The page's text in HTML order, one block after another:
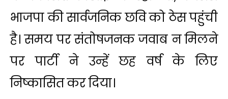
भाजपा की सार्वजनिक छवि को ठेस पहुंची
है। समय पर संतोषजनक जवाब न मिलने
पर पार्टी ने उन्हें छह वर्ष के लिए
निष्कासित कर दिया।